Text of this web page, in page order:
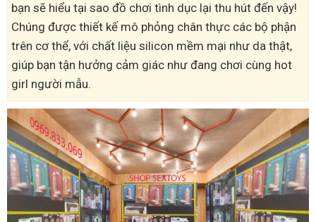
bạn sẽ hiểu tại sao đồ chơi tình dục lại thu hút đến vậy!
Chúng được thiết kế mô phỏng chân thực các bộ phận
trên cơ thể, với chất liệu silicon mềm mại như da thật,
giúp bạn tận hưởng cảm giác như đang chơi cùng hot
girl người mẫu.